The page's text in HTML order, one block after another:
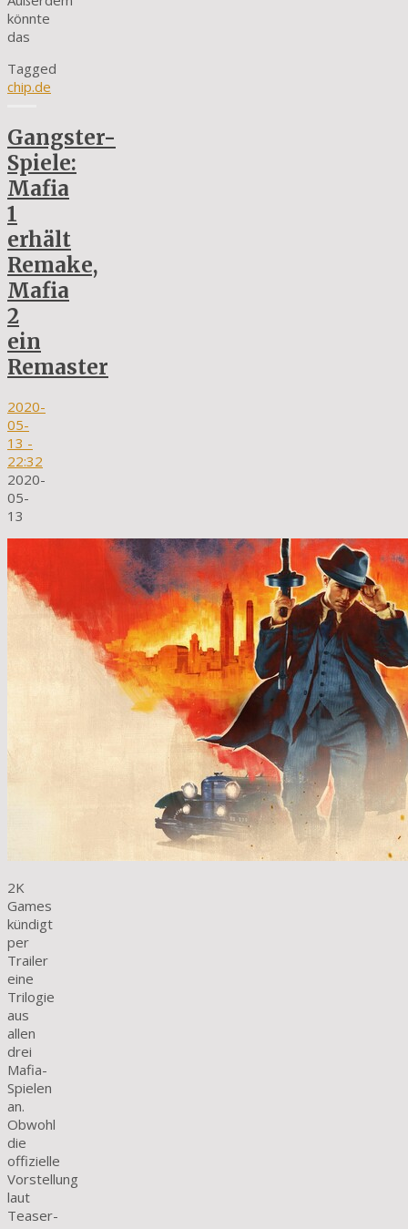
könnte
das
Tagged
chip.de
Gangster-
Spiele:
Mafia
1
erhält
Remake,
Mafia
2
ein
Remaster
2020-
05-
13 -
22:32
2020-
05-
13
2K
Games
kündigt
per
Trailer
eine
Trilogie
aus
allen
drei
Mafia-
Spielen
an.
Obwohl
die
offizielle
Vorstellung
laut
Teaser-